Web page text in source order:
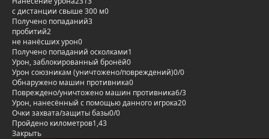
с дистанции свыше 300 м0
Получено попаданий3
пробитий2
не нанёсших урон0
Получено попаданий осколками1
Урон, заблокированный бронёй0
Урон союзникам (уничтожено/повреждений)0/0
Обнаружено машин противника0
Повреждено/уничтожено машин противника6/3
Урон, нанесённый с помощью данного игрока20
Очки захвата/защиты базы0/0
Пройдено километров1,43
Закрыть